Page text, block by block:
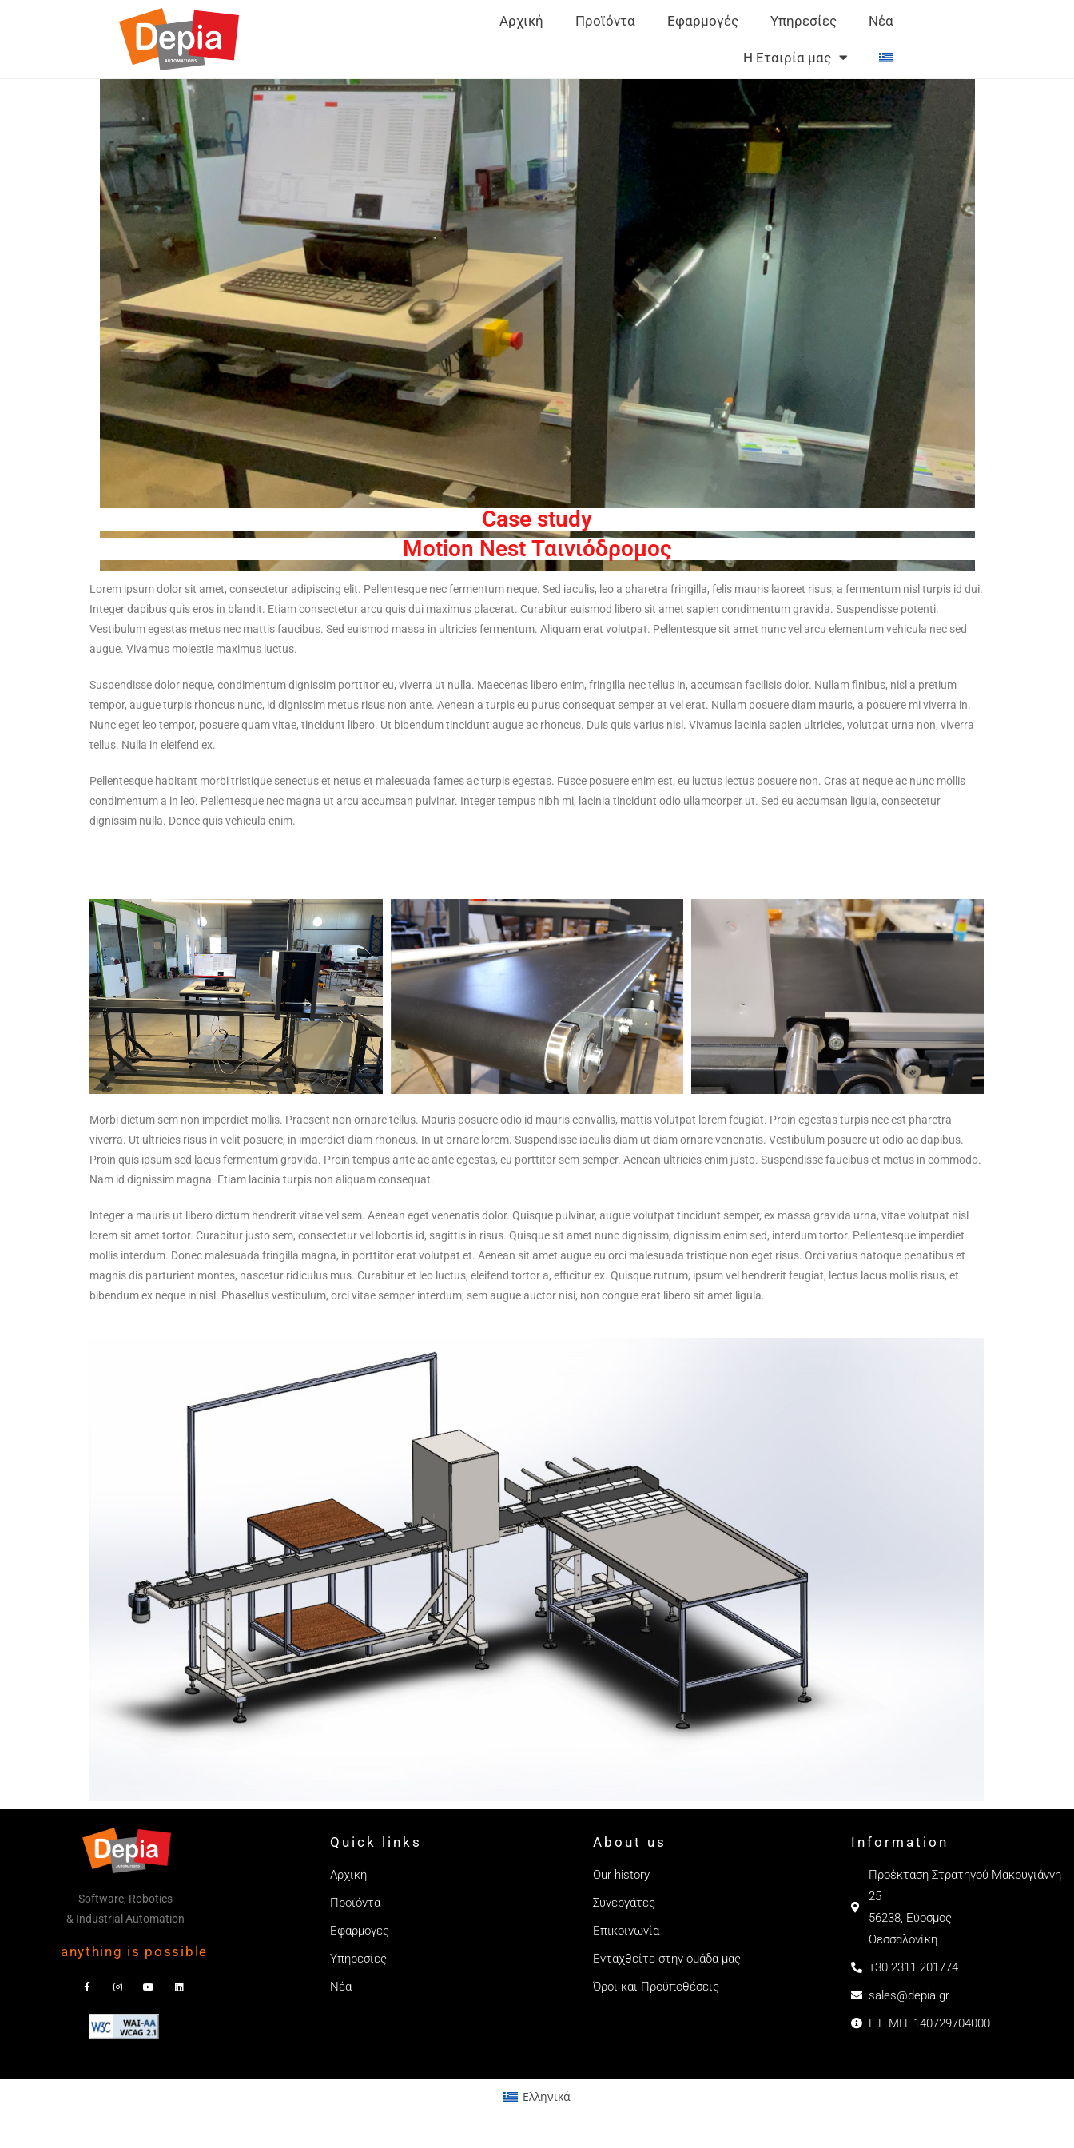
Αρχική Προϊόντα Εφαρμογές Υπηρεσίες Νέα
Η Εταιρία μας
Case study
Motion Nest Ταινιόδρομος
Lorem ipsum dolor sit amet, consectetur adipiscing elit. Pellentesque nec fermentum neque. Sed iaculis, leo a pharetra fringilla, felis mauris laoreet risus, a fermentum nisl turpis id dui.
Integer dapibus quis eros in blandit. Etiam consectetur arcu quis dui maximus placerat. Curabitur euismod libero sit amet sapien condimentum gravida. Suspendisse potenti.
Vestibulum egestas metus nec mattis faucibus. Sed euismod massa in ultricies fermentum. Aliquam erat volutpat. Pellentesque sit amet nunc vel arcu elementum vehicula nec sed
augue. Vivamus molestie maximus luctus.
Suspendisse dolor neque, condimentum dignissim porttitor eu, viverra ut nulla. Maecenas libero enim, fringilla nec tellus in, accumsan facilisis dolor. Nullam finibus, nisl a pretium
tempor, augue turpis rhoncus nunc, id dignissim metus risus non ante. Aenean a turpis eu purus consequat semper at vel erat. Nullam posuere diam mauris, a posuere mi viverra in.
Nunc eget leo tempor, posuere quam vitae, tincidunt libero. Ut bibendum tincidunt augue ac rhoncus. Duis quis varius nisl. Vivamus lacinia sapien ultricies, volutpat urna non, viverra
tellus. Nulla in eleifend ex.
Pellentesque habitant morbi tristique senectus et netus et malesuada fames ac turpis egestas. Fusce posuere enim est, eu luctus lectus posuere non. Cras at neque ac nunc mollis
condimentum a in leo. Pellentesque nec magna ut arcu accumsan pulvinar. Integer tempus nibh mi, lacinia tincidunt odio ullamcorper ut. Sed eu accumsan ligula, consectetur
dignissim nulla. Donec quis vehicula enim.
Morbi dictum sem non imperdiet mollis. Praesent non ornare tellus. Mauris posuere odio id mauris convallis, mattis volutpat lorem feugiat. Proin egestas turpis nec est pharetra
viverra. Ut ultricies risus in velit posuere, in imperdiet diam rhoncus. In ut ornare lorem. Suspendisse iaculis diam ut diam ornare venenatis. Vestibulum posuere ut odio ac dapibus.
Proin quis ipsum sed lacus fermentum gravida. Proin tempus ante ac ante egestas, eu porttitor sem semper. Aenean ultricies enim justo. Suspendisse faucibus et metus in commodo.
Nam id dignissim magna. Etiam lacinia turpis non aliquam consequat.
Integer a mauris ut libero dictum hendrerit vitae vel sem. Aenean eget venenatis dolor. Quisque pulvinar, augue volutpat tincidunt semper, ex massa gravida urna, vitae volutpat nisl
lorem sit amet tortor. Curabitur justo sem, consectetur vel lobortis id, sagittis in risus. Quisque sit amet nunc dignissim, dignissim enim sed, interdum tortor. Pellentesque imperdiet
mollis interdum. Donec malesuada fringilla magna, in porttitor erat volutpat et. Aenean sit amet augue eu orci malesuada tristique non eget risus. Orci varius natoque penatibus et
magnis dis parturient montes, nascetur ridiculus mus. Curabitur et leo luctus, eleifend tortor a, efficitur ex. Quisque rutrum, ipsum vel hendrerit feugiat, lectus lacus mollis risus, et
bibendum ex neque in nisl. Phasellus vestibulum, orci vitae semper interdum, sem augue auctor nisi, non congue erat libero sit amet ligula.
Software, Robotics
& Industrial Automation
anything is possible
Quick links
Αρχική
Προϊόντα
Εφαρμογές
Υπηρεσίες
Νέα
About us
Our history
Συνεργάτες
Επικοινωνία
Ενταχθείτε στην ομάδα μας
Όροι και Προϋποθέσεις
Information
Προέκταση Στρατηγού Μακρυγιάννη
25
56238, Εύοσμος
Θεσσαλονίκη
+30 2311 201774
sales@depia.gr
Γ.Ε.ΜΗ: 140729704000
Ελληνικά